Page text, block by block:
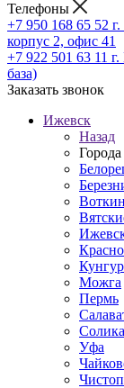
Телефоны
+7 950 168 65 52
корпус 2, офис 41
+7 922 501 63 11
база)
Заказать звонок
Ижевск
Назад
Города
Кунгур
Можга
Пермь
Уфа